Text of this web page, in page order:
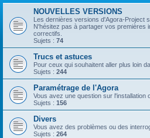
NOUVELLES VERSIONS
Les dernières versions d'Agora-Project
N'hésitez pas à partager vos premières
correctifs.
Sujets : 74
Trucs et astuces
Pour ceux qui souhaitent aller plus loin
Sujets : 244
Paramétrage de l'Agora
Vous avez une question sur l'installation
Sujets : 156
Divers
Vous avez des problèmes ou des
Sujets : 264